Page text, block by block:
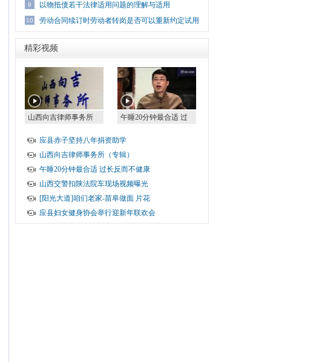
9 以物抵债若干法律适用问题的理解与适用
10 劳动合同续订时劳动者转岗是否可以重新约定试用
精彩视频
山西向吉律师事务所
午睡20分钟最合适 过
应县赤子坚持八年捐资助学
山西向吉律师事务所（专辑）
午睡20分钟最合适 过长反而不健康
山西交警扣陕法院车现场视频曝光
[阳光大道]咱们老家-苗阜做面 片花
应县妇女健身协会举行迎新年联欢会